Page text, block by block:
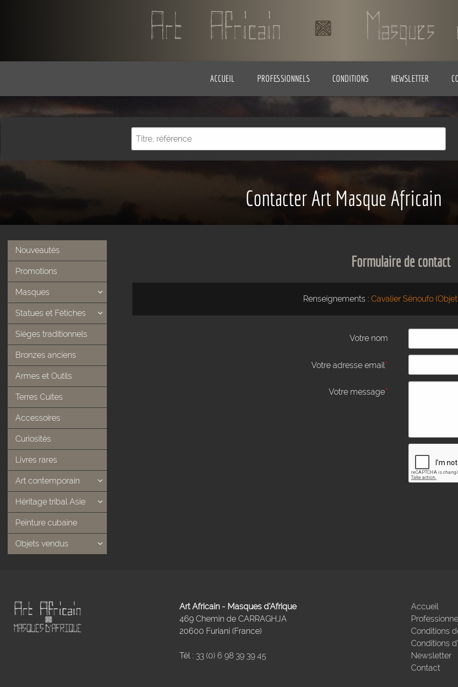
ACCUEIL PROFESSIONNELS CONDITIONS NEWSLETTER
Contacter Art Masque Africain
Nouveautés
Promotions
Masques
Statues et Fétiches
Sièges traditionnels
Bronzes anciens
Armes et Outils
Terres Cuites
Accessoires
Curiosités
Livres rares
Art contemporain
Héritage tribal Asie
Peinture cubaine
Objets vendus
Formulaire de contact
Renseignements : Cavalier Sénoufo
Votre nom
Votre adresse email*
Votre message*
Art Africain - Masques d'Afrique
469 Chemin de CARRAGHJA
20600 Furiani (France)
Tél : 33 (0) 6 98 39 39 45
Accueil
Conditions
Conditions
Newsletter
Contact